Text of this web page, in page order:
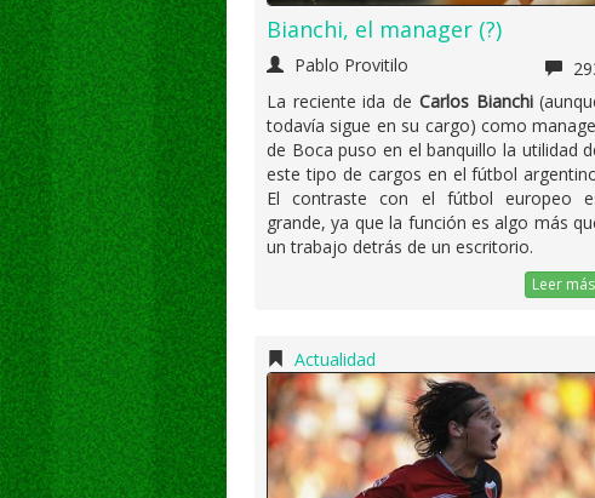
Bianchi, el manager (?)
Pablo Provitilo
La reciente ida de Carlos Bianchi
todavía sigue en su cargo) como
de Boca puso en el banquillo la utilidad
este tipo de cargos en el fútbol
El contraste con el fútbol europeo
grande, ya que la función es algo más
un trabajo detrás de un escritorio.
Leer más
Actualidad